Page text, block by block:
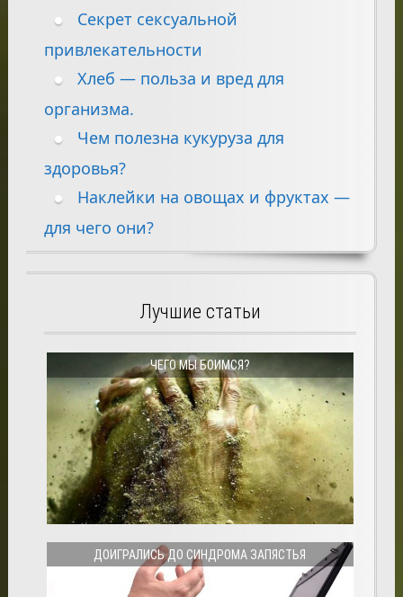
Секрет сексуальной
привлекательности
Хлеб — польза и вред для
организма.
Чем полезна кукуруза для
здоровья?
Наклейки на овощах и фруктах —
для чего они?
Лучшие статьи
ЧЕГО МЫ БОИМСЯ?
ДОИГРАЛИСЬ ДО СИНДРОМА ЗАПЯСТЬЯ